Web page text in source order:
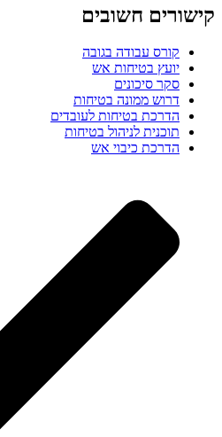
קישורים חשובים
קורס עבודה בגובה
יועץ בטיחות אש
סקר סיכונים
דרוש ממונה בטיחות
הדרכת בטיחות לעובדים
תוכנית לניהול בטיחות
הדרכת כיבוי אש